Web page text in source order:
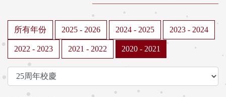
所有年份 2025 - 2026 2024 - 2025 2023 - 2024
2022 - 2023 2021 - 2022 2020 - 2021